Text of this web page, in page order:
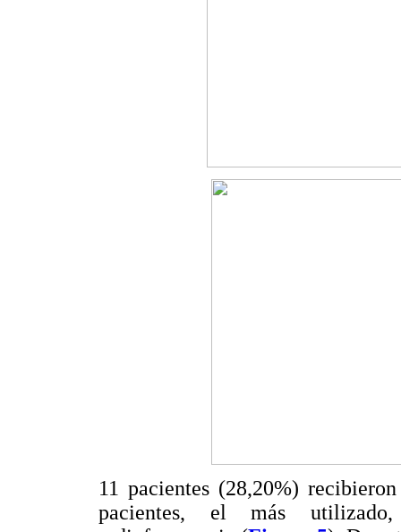
11 pacientes (28,20%)
pacientes, el más